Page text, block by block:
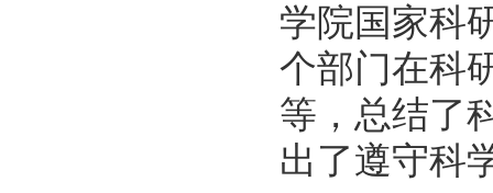
学院国家科
个部门在科
等，总结了
出了遵守科